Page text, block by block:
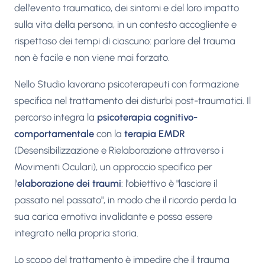
dell'evento traumatico, dei sintomi e del loro impatto
sulla vita della persona, in un contesto accogliente e
rispettoso dei tempi di ciascuno: parlare del trauma
non è facile e non viene mai forzato.
Nello Studio lavorano psicoterapeuti con formazione
specifica nel trattamento dei disturbi post-traumatici. Il
percorso integra la psicoterapia cognitivo-
comportamentale con la terapia EMDR
(Desensibilizzazione e Rielaborazione attraverso i
Movimenti Oculari), un approccio specifico per
l'elaborazione dei traumi: l'obiettivo è "lasciare il
passato nel passato", in modo che il ricordo perda la
sua carica emotiva invalidante e possa essere
integrato nella propria storia.
Lo scopo del trattamento è impedire che il trauma